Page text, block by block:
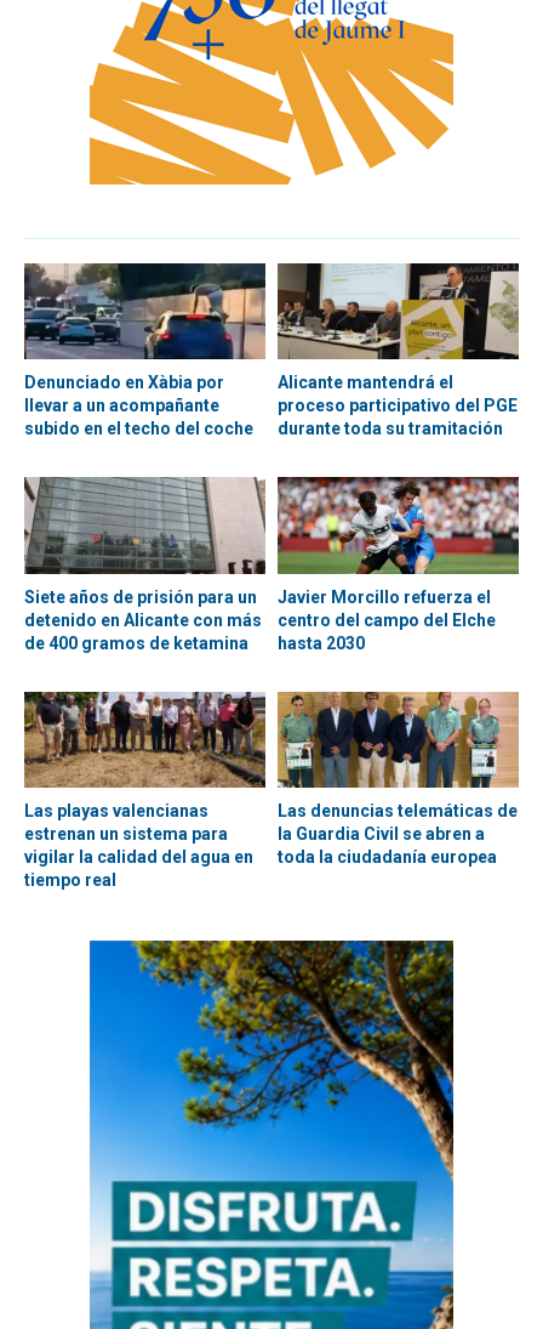
Denunciado en Xàbia por
llevar a un acompañante
subido en el techo del coche
Alicante mantendrá el
proceso participativo del PGE
durante toda su tramitación
Siete años de prisión para un
detenido en Alicante con más
de 400 gramos de ketamina
Javier Morcillo refuerza el
centro del campo del Elche
hasta 2030
Las playas valencianas
estrenan un sistema para
vigilar la calidad del agua en
tiempo real
Las denuncias telemáticas de
la Guardia Civil se abren a
toda la ciudadanía europea